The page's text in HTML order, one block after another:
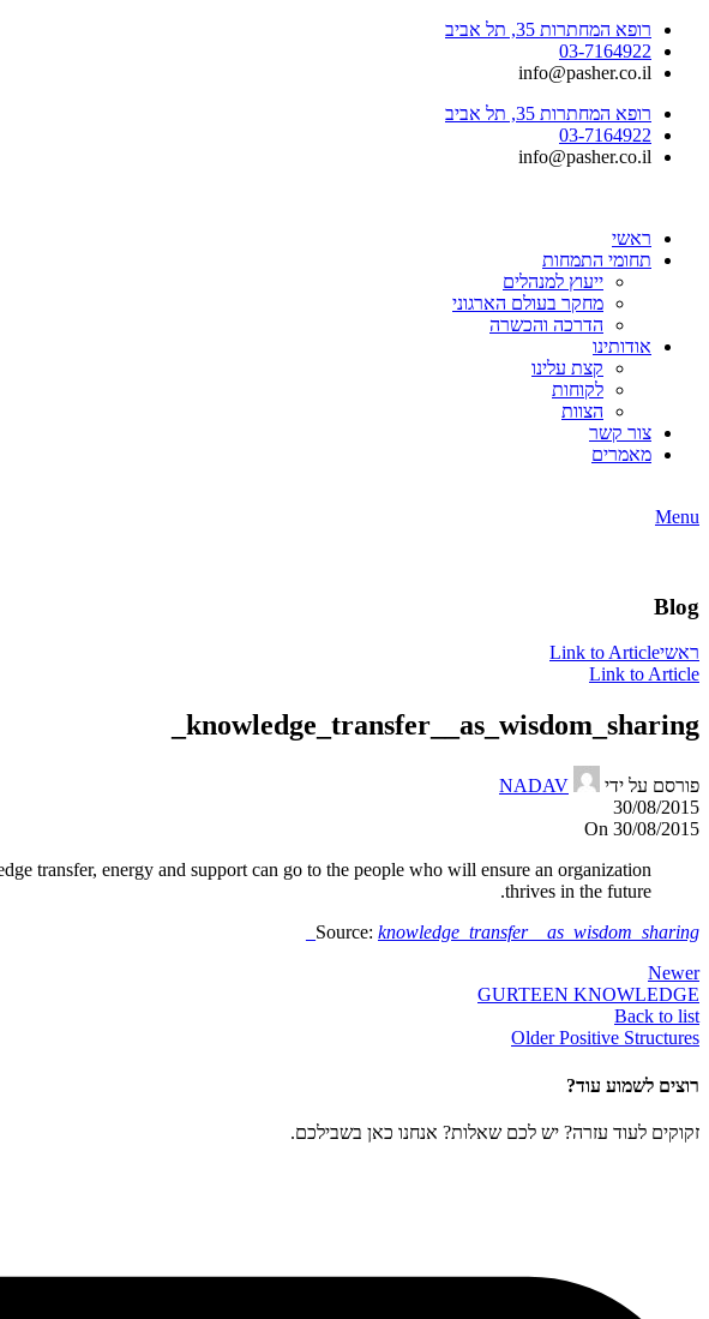
רופא המחתרות 35, תל אביב
03-7164922
info@pasher.co.il
רופא המחתרות 35, תל אביב
03-7164922
info@pasher.co.il
ראשי
תחומי התמחות
ייעוץ למנהלים
מחקר בעולם הארגוני
הדרכה והכשרה
אודותינו
קצת עלינו
לקוחות
הצוות
צור קשר
מאמרים
Menu
Blog
ראשיLink to Article
Link to Article
knowledge_transfer__as_wisdom_sharing_
פורסם על ידי
NADAV
30/08/2015
On 30/08/2015
transfer, energy and support can go to the people who will ensure an organization
thrives in the future.
Source: knowledge_transfer__as_wisdom_sharing_
Newer
GURTEEN KNOWLEDGE
Back to list
Older Positive Structures
רוצים לשמוע עוד?
זקוקים לעוד עזרה? יש לכם שאלות? אנחנו כאן בשבילכם.